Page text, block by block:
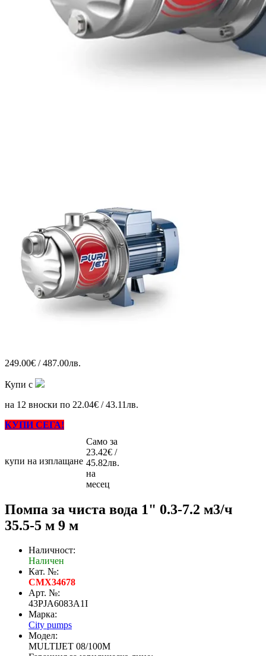
249.00€ / 487.00лв.
Купи с
на 12 вноски по 22.04€ / 43.11лв.
КУПИ СЕГА!
купи на изплащане
Само за
23.42€ /
45.82лв.
на
месец
Помпа за чиста вода 1" 0.3-7.2 м3/ч
35.5-5 м 9 м
Наличност:
Наличен
Кат. №:
CMX34678
Арт. №:
43PJA6083A1I
Марка:
City pumps
Модел:
MULTIJET 08/100M